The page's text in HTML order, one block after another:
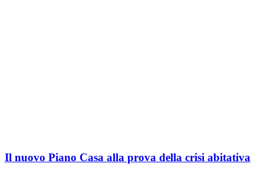
Il nuovo Piano Casa alla prova della crisi abitativa